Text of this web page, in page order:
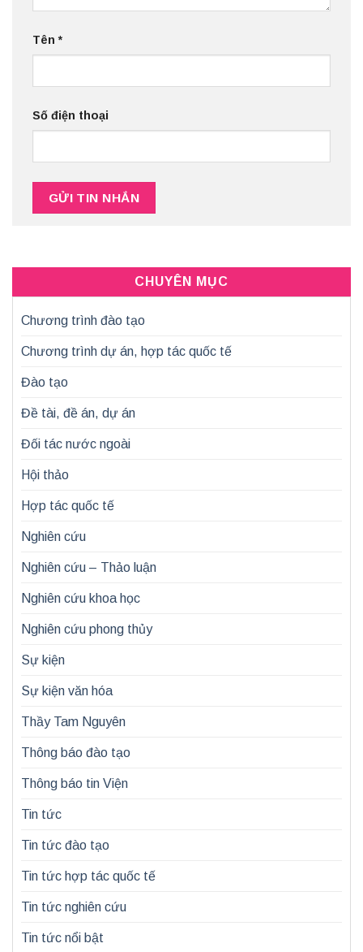
Tên*
Số điện thoại
CHUYÊN MỤC
Chương trình đào tạo
Chương trình dự án, hợp tác quốc tế
Đào tạo
Đề tài, đề án, dự án
Đối tác nước ngoài
Hội thảo
Hợp tác quốc tế
Nghiên cứu
Nghiên cứu – Thảo luận
Nghiên cứu khoa học
Nghiên cứu phong thủy
Sự kiện
Sự kiện văn hóa
Thầy Tam Nguyên
Thông báo đào tạo
Thông báo tin Viện
Tin tức
Tin tức đào tạo
Tin tức hợp tác quốc tế
Tin tức nghiên cứu
Tin tức nổi bật